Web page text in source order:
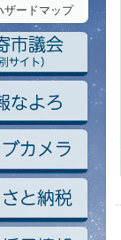
ザードマップ